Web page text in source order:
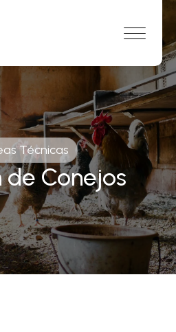
Técnicas
Conejos